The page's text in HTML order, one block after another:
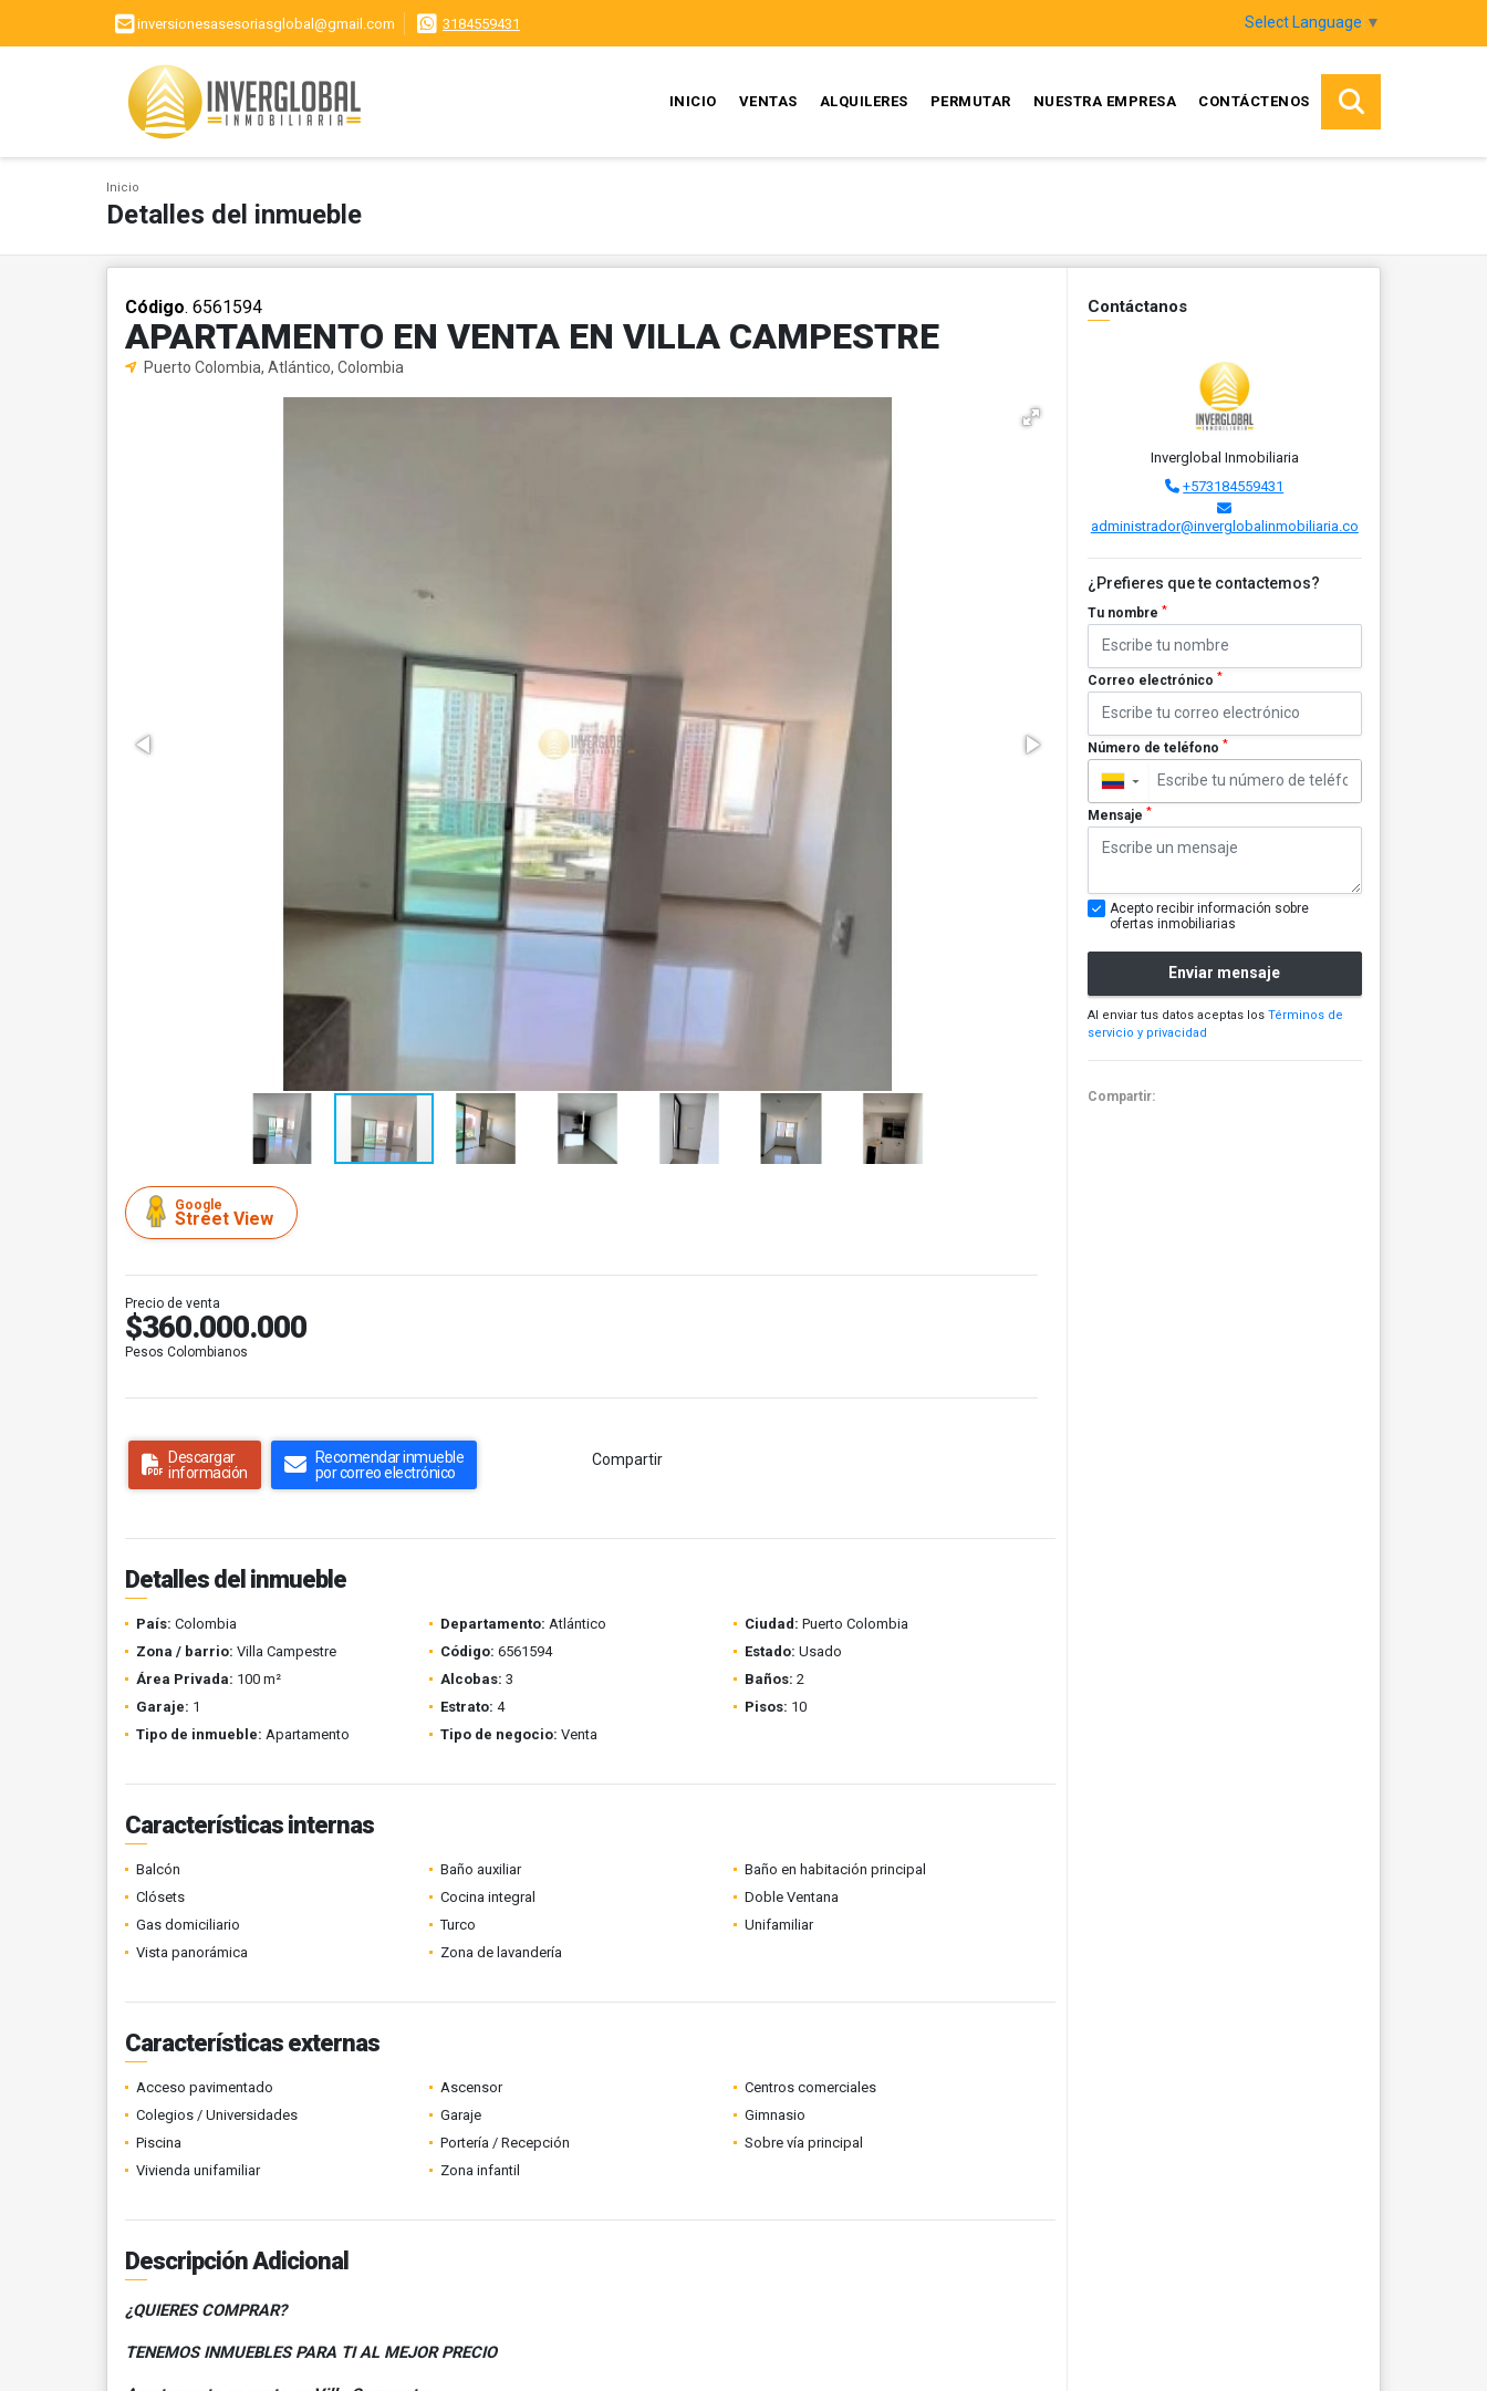
inversionesasesoriasglobal@gmail.com 3184559431 Select Language ▼
INICIO VENTAS ALQUILERES PERMUTAR NUESTRA EMPRESA CONTÁCTENOS
Inicio
Detalles del inmueble
Código. 6561594
APARTAMENTO EN VENTA EN VILLA CAMPESTRE
Puerto Colombia, Atlántico, Colombia
Google
Street View
Precio de venta
$360.000.000
Pesos Colombianos
Descargar
información
Recomendar inmueble
por correo electrónico
Compartir
Detalles del inmueble
País: Colombia Departamento: Atlántico Ciudad: Puerto Colombia
Zona / barrio: Villa Campestre Código: 6561594 Estado: Usado
Área Privada: 100 m² Alcobas: 3 Baños: 2
Garaje: 1 Estrato: 4 Pisos: 10
Tipo de inmueble: Apartamento Tipo de negocio: Venta
Características internas
Balcón Baño auxiliar
Baño en habitación principal
Clósets
Cocina integral
Doble Ventana
Gas domiciliario
Turco
Unifamiliar
Vista panorámica
Zona de lavandería
Características externas
Acceso pavimentado Ascensor
Centros comerciales
Colegios / Universidades
Garaje
Gimnasio
Piscina
Portería / Recepción
Sobre vía principal
Vivienda unifamiliar
Zona infantil
Descripción Adicional
¿QUIERES COMPRAR?
TENEMOS INMUEBLES PARA TI AL MEJOR PRECIO
Contáctanos
Inverglobal Inmobiliaria
+573184559431
administrador@inverglobalinmobiliaria.co
¿Prefieres que te contactemos?
Tu nombre *
Correo electrónico *
Número de teléfono *
▼
Mensaje *
Acepto recibir información sobre
ofertas inmobiliarias
Enviar mensaje
Al enviar tus datos aceptas los Términos de
servicio y privacidad
Compartir: